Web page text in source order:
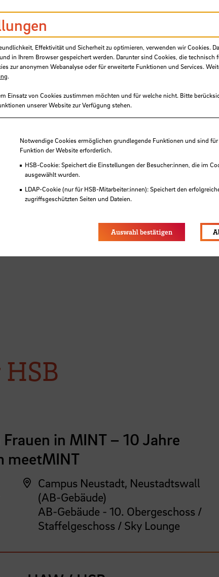
in MINT – 10 Jahre
meetMINT
Campus Neustadt, Neustadtswall
(AB-Gebäude)
AB-Gebäude - 10. Obergeschoss /
Staffelgeschoss / Sky Lounge
Effektivität und Sicherheit zu optimieren, verwenden wir Cookies.
in Ihrem Browser gespeichert werden. Darunter sind Cookies, die technisch
zur anonymen Webanalyse oder für erweiterte Funktionen und Services.
.
Einsatz von Cookies zustimmen möchten und für welche nicht. Bitte
unserer Website zur Verfügung stehen.
Cookies
Notwendige Cookies ermöglichen grundlegende Funktionen und sind
Funktion der Website erforderlich.
HSB-Cookie: Speichert die Einstellungen der Besucher:innen, die im
ausgewählt wurden.
LDAP-Cookie (nur für HSB-Mitarbeiter:innen): Speichert den
zugriffsgeschützten Seiten und Dateien.
Auswahl bestätigen